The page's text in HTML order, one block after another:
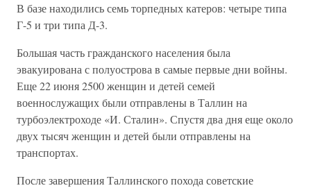
В базе находились семь торпедных катеров: четыре типа
Г-5 и три типа Д-3.
Большая часть гражданского населения была
эвакуирована с полуострова в самые первые дни войны.
Еще 22 июня 2500 женщин и детей семей
военнослужащих были отправлены в Таллин на
турбоэлектроходе «И. Сталин». Спустя два дня еще около
двух тысяч женщин и детей были отправлены на
транспортах.
После завершения Таллинского похода советские